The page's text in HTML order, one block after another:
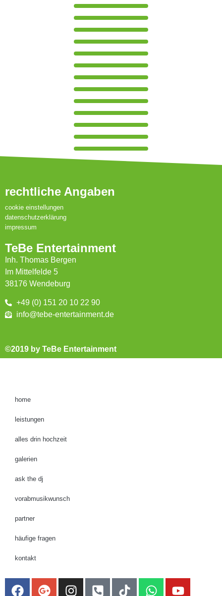
rechtliche Angaben
cookie einstellungen
datenschutzerklärung
impressum
TeBe Entertainment
Inh. Thomas Bergen
Im Mittelfelde 5
38176 Wendeburg
+49 (0) 151 20 10 22 90
info@tebe-entertainment.de
©2019 by TeBe Entertainment
home
leistungen
alles drin hochzeit
galerien
ask the dj
vorabmusikwunsch
partner
häufige fragen
kontakt